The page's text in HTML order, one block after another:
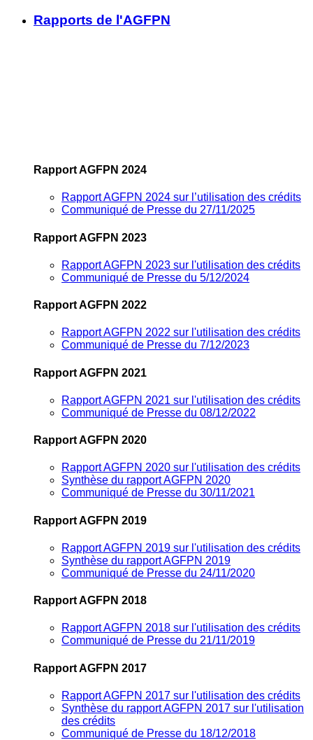
Rapports de l'AGFPN
Rapport AGFPN 2024
Rapport AGFPN 2024 sur l’utilisation des crédits
Communiqué de Presse du 27/11/2025
Rapport AGFPN 2023
Rapport AGFPN 2023 sur l'utilisation des crédits
Communiqué de Presse du 5/12/2024
Rapport AGFPN 2022
Rapport AGFPN 2022 sur l'utilisation des crédits
Communiqué de Presse du 7/12/2023
Rapport AGFPN 2021
Rapport AGFPN 2021 sur l'utilisation des crédits
Communiqué de Presse du 08/12/2022
Rapport AGFPN 2020
Rapport AGFPN 2020 sur l'utilisation des crédits
Synthèse du rapport AGFPN 2020
Communiqué de Presse du 30/11/2021
Rapport AGFPN 2019
Rapport AGFPN 2019 sur l'utilisation des crédits
Synthèse du rapport AGFPN 2019
Communiqué de Presse du 24/11/2020
Rapport AGFPN 2018
Rapport AGFPN 2018 sur l'utilisation des crédits
Communiqué de Presse du 21/11/2019
Rapport AGFPN 2017
Rapport AGFPN 2017 sur l'utilisation des crédits
Synthèse du rapport AGFPN 2017 sur l'utilisation
des crédits
Communiqué de Presse du 18/12/2018